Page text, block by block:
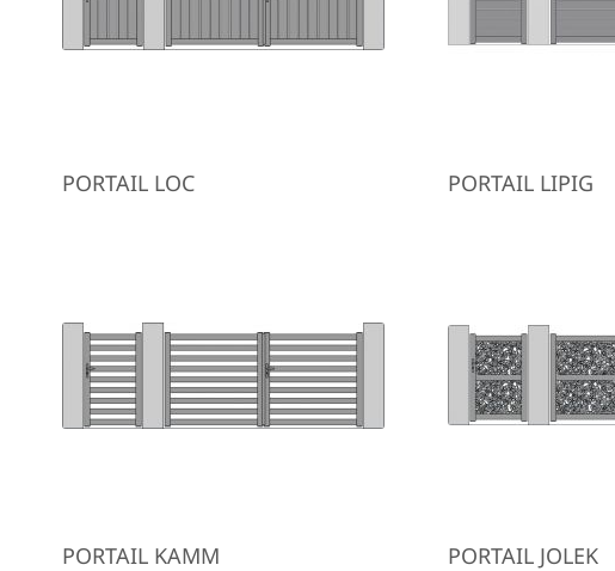
PORTAIL LOC PORTAIL LIPIG
PORTAIL KAMM PORTAIL JOLEK